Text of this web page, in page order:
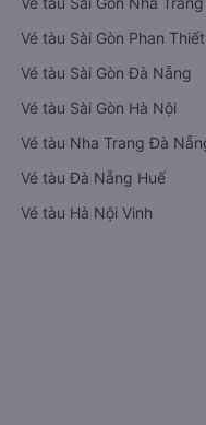
Vé tàu Sài Gòn Phan Thiết
Vé tàu Sài Gòn Đà Nẵng
Vé tàu Sài Gòn Hà Nội
Vé tàu Nha Trang Đà
Vé tàu Đà Nẵng Huế
Vé tàu Hà Nội Vinh